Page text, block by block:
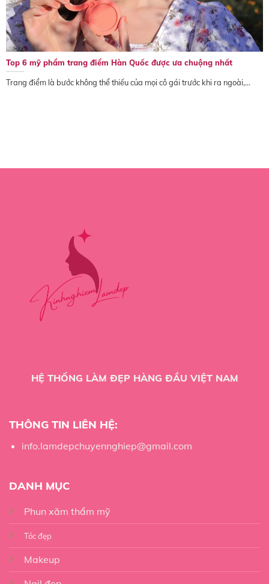
Top 6 mỹ phẩm trang điểm Hàn Quốc được ưa chuộng nhất
Trang điểm là bước không thể thiếu của mọi cô gái trước khi ra ngoài,...
HỆ THỐNG LÀM ĐẸP HÀNG ĐẦU VIỆT NAM
THÔNG TIN LIÊN HỆ:
info.lamdepchuyennghiep@gmail.com
DANH MỤC
Phun xăm thẩm mỹ
Tóc đẹp
Makeup